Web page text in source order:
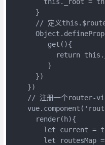
      }
// 定义
         get(){
return
         }
      })
    })
// 注册一个router-
      render(h){
let current =
let routesMap